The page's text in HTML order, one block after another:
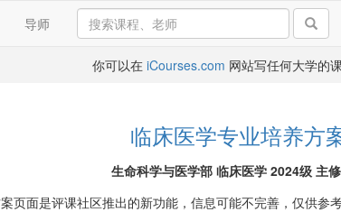
导师
你可以在 iCourses.com 网站写任何大学的
临床医学专业培养方
生命科学与医学部 临床医学 2024级 主
页面是评课社区推出的新功能，信息可能不完善，仅供参